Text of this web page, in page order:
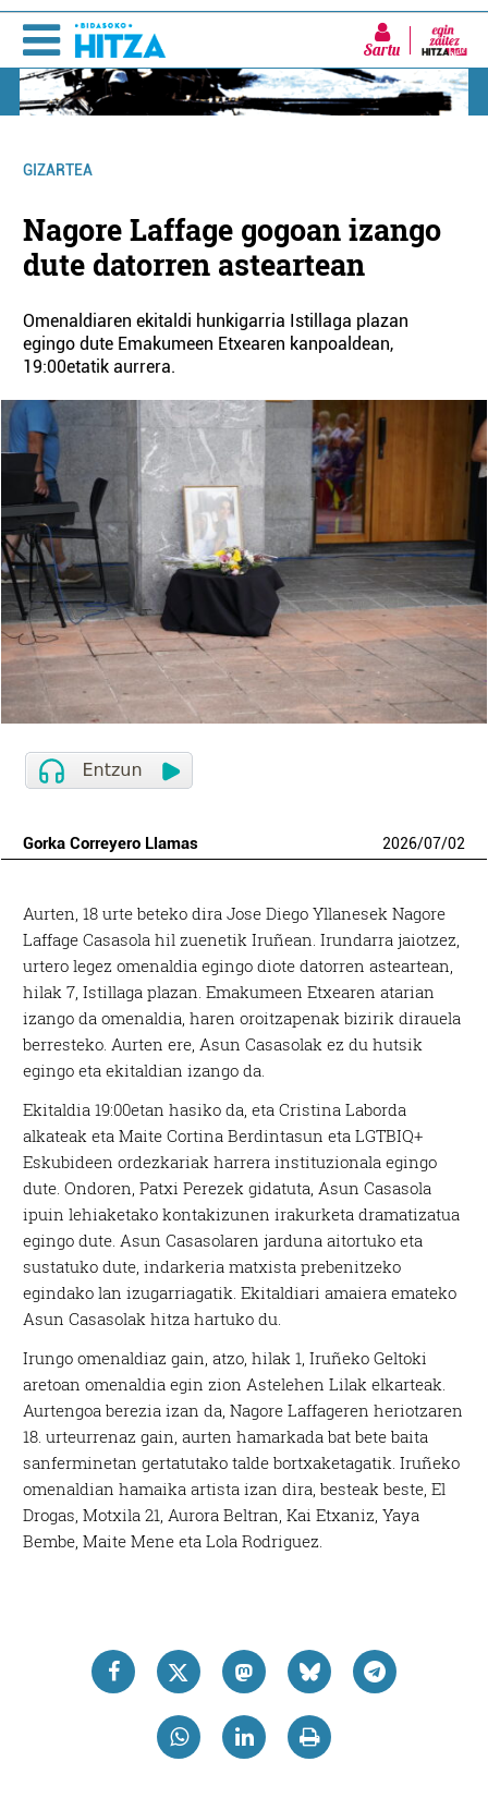
Sartu
GIZARTEA
Nagore Laffage gogoan izango
dute datorren asteartean
Omenaldiaren ekitaldi hunkigarria Istillaga plazan
egingo dute Emakumeen Etxearen kanpoaldean,
19:00etatik aurrera.
Gorka Correyero Llamas 2026/07/02
Aurten, 18 urte beteko dira Jose Diego Yllanesek Nagore
Laffage Casasola hil zuenetik Iruñean. Irundarra jaiotzez,
urtero legez omenaldia egingo diote datorren asteartean,
hilak 7, Istillaga plazan. Emakumeen Etxearen atarian
izango da omenaldia, haren oroitzapenak bizirik dirauela
berresteko. Aurten ere, Asun Casasolak ez du hutsik
egingo eta ekitaldian izango da.
Ekitaldia 19:00etan hasiko da, eta Cristina Laborda
alkateak eta Maite Cortina Berdintasun eta LGTBIQ+
Eskubideen ordezkariak harrera instituzionala egingo
dute. Ondoren, Patxi Perezek gidatuta, Asun Casasola
ipuin lehiaketako kontakizunen irakurketa dramatizatua
egingo dute. Asun Casasolaren jarduna aitortuko eta
sustatuko dute, indarkeria matxista prebenitzeko
egindako lan izugarriagatik. Ekitaldiari amaiera emateko
Asun Casasolak hitza hartuko du.
Irungo omenaldiaz gain, atzo, hilak 1, Iruñeko Geltoki
aretoan omenaldia egin zion Astelehen Lilak elkarteak.
Aurtengoa berezia izan da, Nagore Laffageren heriotzaren
18. urteurrenaz gain, aurten hamarkada bat bete baita
sanferminetan gertatutako talde bortxaketagatik. Iruñeko
omenaldian hamaika artista izan dira, besteak beste, El
Drogas, Motxila 21, Aurora Beltran, Kai Etxaniz, Yaya
Bembe, Maite Mene eta Lola Rodriguez.